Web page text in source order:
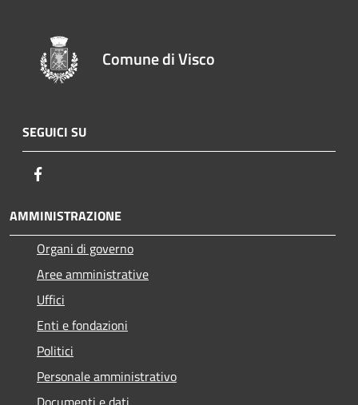
Comune di Visco
SEGUICI SU
AMMINISTRAZIONE
Organi di governo
Aree amministrative
Uffici
Enti e fondazioni
Politici
Personale amministrativo